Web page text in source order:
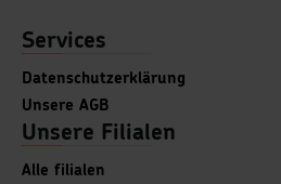
Services
Datenschutzerklärung
Unsere AGB
Unsere Filialen
Alle filialen